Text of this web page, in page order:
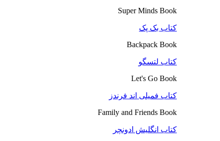
Super Minds Book
کتاب بک پک
Backpack Book
کتاب لتسگو
Let's Go Book
کتاب فمیلی اند فرندز
Family and Friends Book
کتاب انگلیش ادونچر